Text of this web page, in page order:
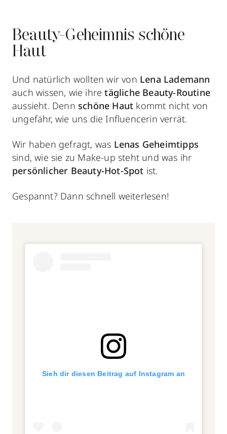
Beauty-Geheimnis schöne
Haut
Und natürlich wollten wir von Lena Lademann
auch wissen, wie ihretägliche Beauty-Routine
aussieht. Denn schöne Haut kommt nicht von
ungefähr, wie uns die Influencerin verrät.
Wir haben gefragt, was Lenas Geheimtipps
sind, wie sie zu Make-up steht und was ihr
persönlicher Beauty-Hot-Spot ist.
Gespannt? Dann schnell weiterlesen!
Sieh dir diesen Beitrag auf Instagram an